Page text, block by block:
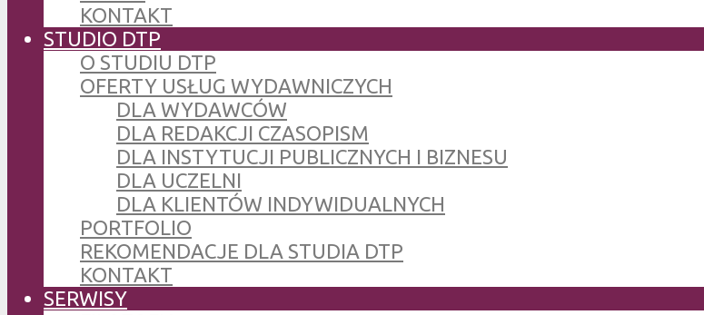
KONTAKT
STUDIO DTP
O STUDIU DTP
OFERTY USŁUG WYDAWNICZYCH
DLA WYDAWCÓW
DLA REDAKCJI CZASOPISM
DLA INSTYTUCJI PUBLICZNYCH I BIZNESU
DLA UCZELNI
DLA KLIENTÓW INDYWIDUALNYCH
PORTFOLIO
REKOMENDACJE DLA STUDIA DTP
KONTAKT
SERWISY